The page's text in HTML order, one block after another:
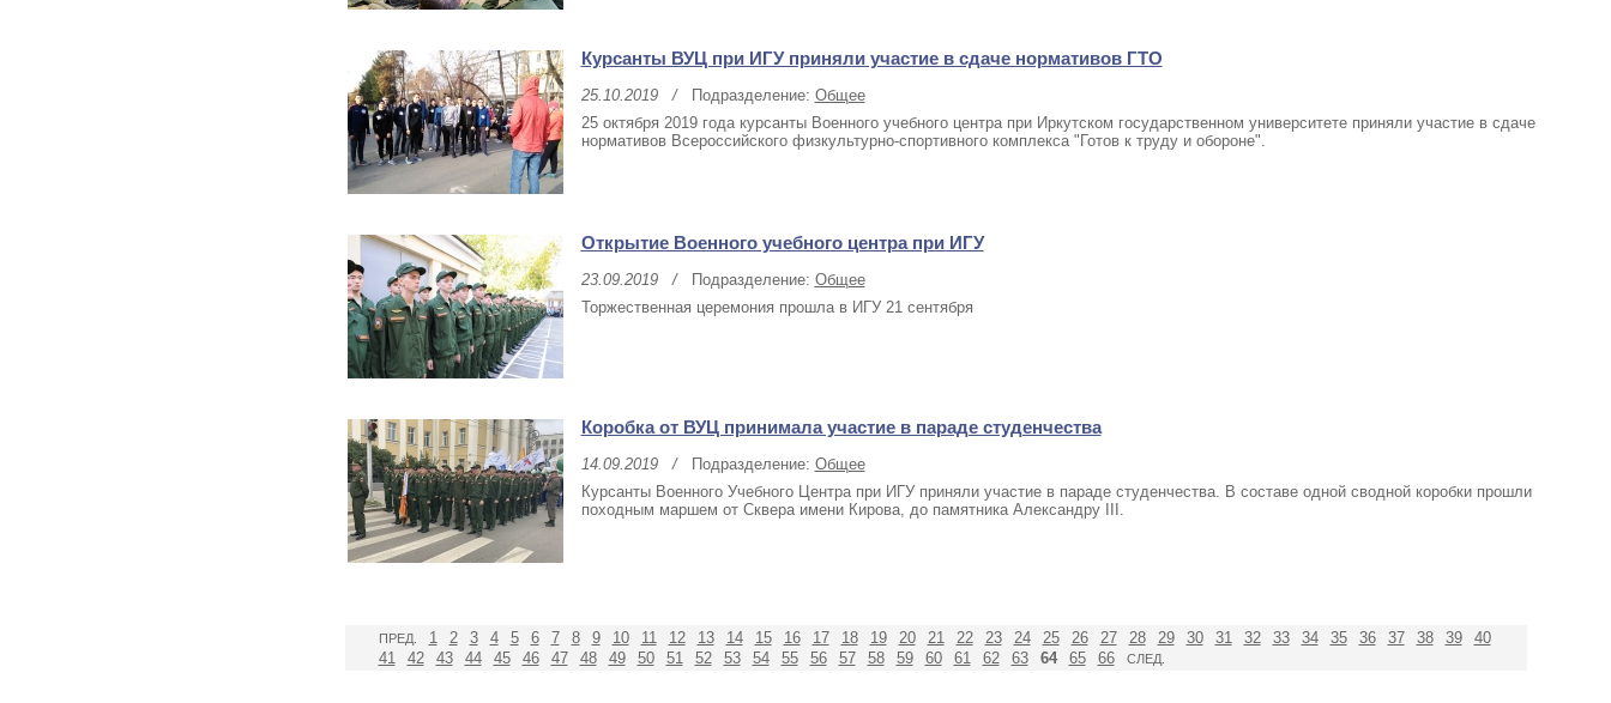
Курсанты ВУЦ при ИГУ приняли участие в сдаче нормативов ГТО
25.10.2019/Подразделение: Общее
25 октября 2019 года курсанты Военного учебного центра при Иркутском государственном университете приняли участие в сдаче
нормативов Всероссийского физкультурно-спортивного комплекса "Готов к труду и обороне".
Открытие Военного учебного центра при ИГУ
23.09.2019/Подразделение: Общее
Торжественная церемония прошла в ИГУ 21 сентября
Коробка от ВУЦ принимала участие в параде студенчества
14.09.2019/Подразделение: Общее
Курсанты Военного Учебного Центра при ИГУ приняли участие в параде студенчества. В составе одной сводной коробки прошли
походным маршем от Сквера имени Кирова, до памятника Александру III.
ПРЕД. 1 2 3 4 5 6 7 8 9 10 11 12 13 14 15 16 17 18 19 20 21 22 23 24 25 26 27 28 29 30 31 32 33 34 35 36 37 38 39
40
41
42 43 44 45 46 47 48 49 50 51 52 53 54 55 56 57 58 59 60 61 62 63 64 65 66 СЛЕД.